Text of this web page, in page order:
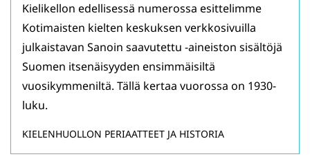
Kielikellon edellisessä numerossa esittelimme
Kotimaisten kielten keskuksen verkkosivuilla
julkaistavan Sanoin saavutettu -aineiston sisältöjä
Suomen itsenäisyyden ensimmäisiltä
vuosikymmeniltä. Tällä kertaa vuorossa on 1930-
luku.
KIELENHUOLLON PERIAATTEET JA HISTORIA